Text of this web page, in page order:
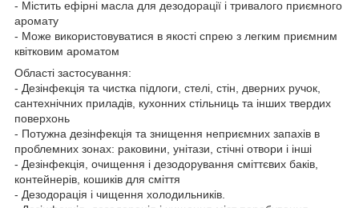
- Містить ефірні масла для дезодорації і тривалого приємного
аромату
- Може використовуватися в якості спрею з легким приємним
квітковим ароматом
Області застосування:
- Дезінфекція та чистка підлоги, стелі, стін, дверних ручок,
сантехнічних приладів, кухонних стільниць та інших твердих
поверхонь
- Потужна дезінфекція та знищення неприємних запахів в
проблемних зонах: раковини, унітази, стічні отвори і інші
- Дезінфекція, очищення і дезодорування сміттєвих баків,
контейнерів, кошиків для сміття
- Дезодорація і чищення холодильників.